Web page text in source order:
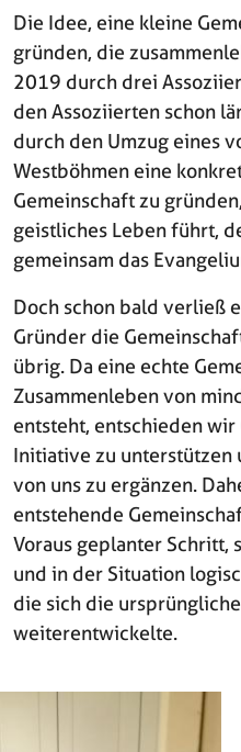
Die Idee, eine kleine
gründen, die
2019 durch drei
den Assoziierten schon
durch den Umzug eines
Westböhmen eine
Gemeinschaft zu
geistliches Leben führt,
gemeinsam das
Doch schon bald verließ
Gründer die
übrig. Da eine echte
Zusammenleben von
entsteht, entschieden wir
Initiative zu unterstützen
von uns zu ergänzen.
entstehende
Voraus geplanter Schritt,
und in der Situation
die sich die
weiterentwickelte.